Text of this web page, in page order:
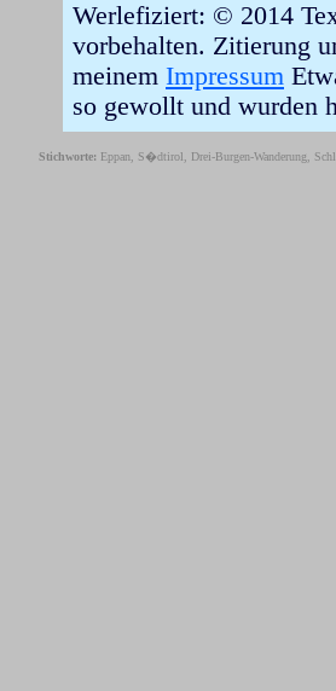
Werlefiziert: © 2014
vorbehalten. Zitierung
meinem Impressum
so gewollt und wurden
Stichworte: Eppan, S�dtirol, Drei-Burgen-Wanderung,